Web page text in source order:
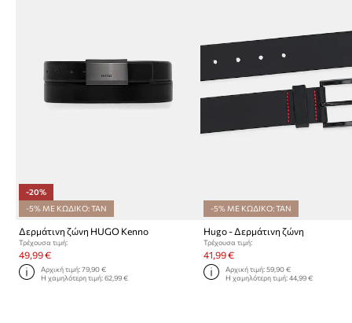
-20%
-5% ΜΕ ΚΩΔΙΚΟ: TAN
Δερμάτινη ζώνη HUGO Kenno
Τρέχουσα τιμή:
49,99 €
Αρχική τιμή:79,90 €
Η χαμηλότερη τιμή:62,99 €
-5% ΜΕ ΚΩΔΙΚΟ: TAN
Hugo - Δερμάτινη ζώνη
Τρέχουσα τιμή:
41,99 €
Αρχική τιμή: 59,90 €
Η χαμηλότερη τιμή: 44,99 €